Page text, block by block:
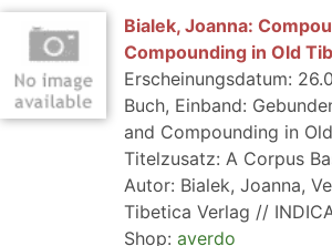
Bialek, Joanna:
Compounding in Old
Erscheinungsdatum:
Buch, Einband:
and Compounding in
Titelzusatz: A Corpus
Autor: Bialek, Joanna,
Tibetica Verlag //
Shop: averdo